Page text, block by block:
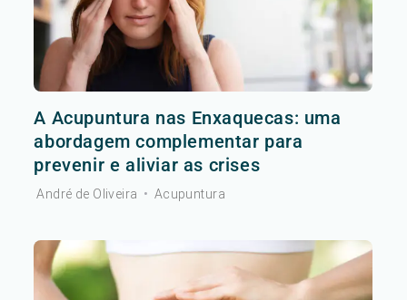
A Acupuntura nas Enxaquecas: uma
abordagem complementar para
prevenir e aliviar as crises
André de Oliveira • Acupuntura